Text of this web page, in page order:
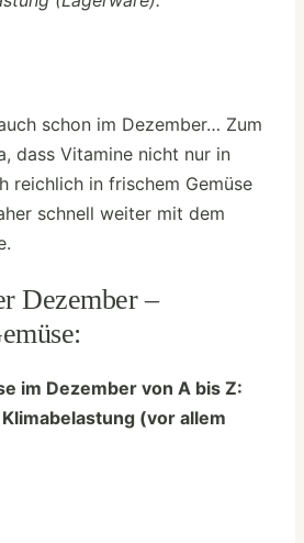
schon im Dezember… Zum
dass Vitamine nicht nur in
reichlich in frischem Gemüse
schnell weiter mit dem
Dezember –
im Dezember von A bis Z:
(vor allem